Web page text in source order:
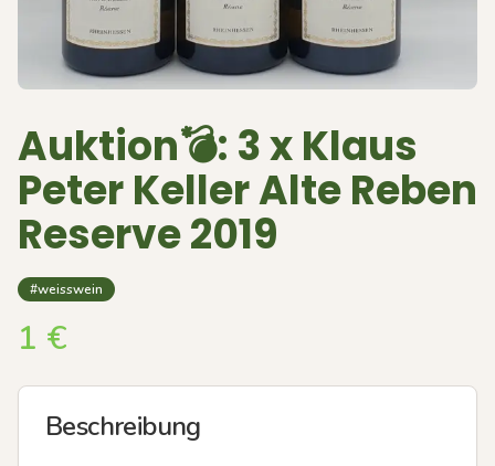
Auktion💣: 3 x Klaus
Peter Keller Alte Reben
Reserve 2019
#weisswein
1 €
Beschreibung